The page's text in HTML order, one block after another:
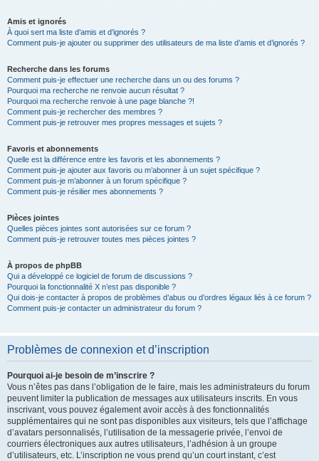
Amis et ignorés
À quoi sert ma liste d’amis et d’ignorés ?
Comment puis-je ajouter ou supprimer des utilisateurs de ma liste d’amis et d’ignorés ?
Recherche dans les forums
Comment puis-je effectuer une recherche dans un ou des forums ?
Pourquoi ma recherche ne renvoie aucun résultat ?
Pourquoi ma recherche renvoie à une page blanche ?!
Comment puis-je rechercher des membres ?
Comment puis-je retrouver mes propres messages et sujets ?
Favoris et abonnements
Quelle est la différence entre les favoris et les abonnements ?
Comment puis-je ajouter aux favoris ou m’abonner à un sujet spécifique ?
Comment puis-je m’abonner à un forum spécifique ?
Comment puis-je résilier mes abonnements ?
Pièces jointes
Quelles pièces jointes sont autorisées sur ce forum ?
Comment puis-je retrouver toutes mes pièces jointes ?
À propos de phpBB
Qui a développé ce logiciel de forum de discussions ?
Pourquoi la fonctionnalité X n’est pas disponible ?
Qui dois-je contacter à propos de problèmes d’abus ou d’ordres légaux liés à ce forum ?
Comment puis-je contacter un administrateur du forum ?
Problèmes de connexion et d’inscription
Pourquoi ai-je besoin de m’inscrire ?
Vous n’êtes pas dans l’obligation de le faire, mais les administrateurs du forum
peuvent limiter la publication de messages aux utilisateurs inscrits. En vous
inscrivant, vous pouvez également avoir accès à des fonctionnalités
supplémentaires qui ne sont pas disponibles aux visiteurs, tels que l’affichage
d’avatars personnalisés, l’utilisation de la messagerie privée, l’envoi de
courriers électroniques aux autres utilisateurs, l’adhésion à un groupe
d’utilisateurs, etc. L’inscription ne vous prend qu’un court instant, c’est